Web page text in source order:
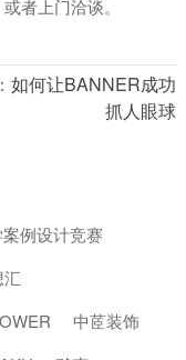
或者上门洽谈。
如何让BANNER成功
抓人眼球
例设计竞赛
中茝装饰